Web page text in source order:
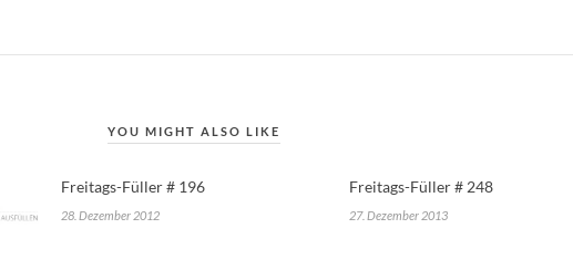
YOU MIGHT ALSO LIKE
Freitags-Füller # 196
28. Dezember 2012
Freitags-Füller # 248
27. Dezember 2013